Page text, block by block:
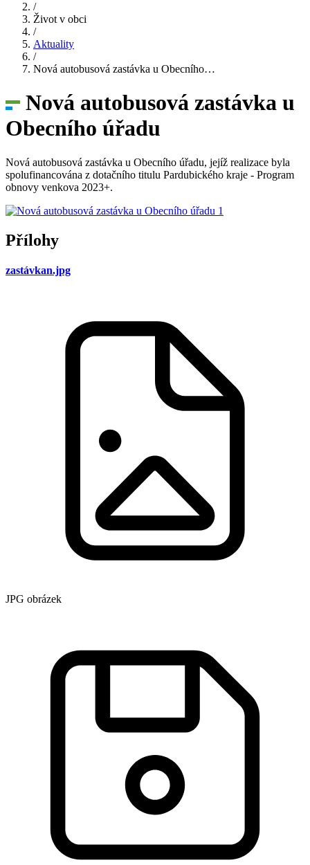
/
Život v obci
/
Aktuality
/
Nová autobusová zastávka u Obecního…
Nová autobusová zastávka u
Obecního úřadu
Nová autobusová zastávka u Obecního úřadu, jejíž realizace byla
spolufinancována z dotačního titulu Pardubického kraje - Program
obnovy venkova 2023+.
Přílohy
zastávkan.jpg
JPG obrázek